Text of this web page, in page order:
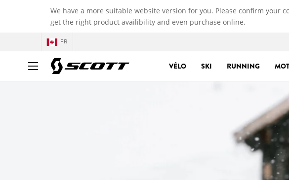
We have a more suitable website version for you. Please confirm your
get the right product availibility and even purchase online.
FR
VÉLO SKI RUNNING